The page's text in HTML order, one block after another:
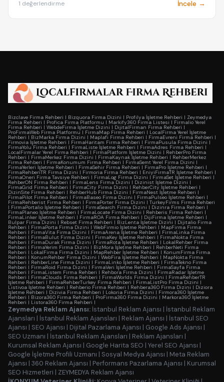
1 değerlendirme İncele →
Bizclave Firma Rehberi | Bizquora Firma Dizini | Profilya İşletme Rehberi | Zeymedya
Firma Rehberi | Profica Firma Platformu | Markify360 Firma Listesi | Firmalio Yerel
Firma Rehberi | WebdeFirma İşletme Dizini | DijitalFirman Firma Rehberi |
ProFirmaWeb Firma Platformu | FirmaMap Firma Rehberi | LocalFirma Yerel İşletme
Rehberi | BizMarka Firma Dizini | Maplafi Firma Rehberi | FirmaEvreni Firma Rehberi |
Firmovia İşletme Rehberi | FirmaHaritam Firma Rehberi | FirmaPusula Firma Dizini |
FirmaYolu Firma Rehberi | FirmaListe İşletme Rehberi | FirmaAdres Firma Rehberi |
LocalFirmalar Yerel Firma Rehberi | FirmaPlatform İşletme Dizini | RehberPro Firma
Rehberi | FirmaMerkez Firma Dizini | FirmaKaynak İşletme Rehberi | RehberMerkez
Firma Rehberi | FirmaKonumum Firma Rehberi | FirmaSemt Yerel Firma Dizini |
FirmaYerleri İşletme Rehberi | FirmaSehir Firma Rehberi | FirmaPro İşletme Rehberi |
FirmaRehberiTR Firma Dizini | Firmoria Firma Rehberi | EniyiFirmaTR İşletme Rehberi |
FirmaOneri Firma Tavsiye Rehberi | FirmaLog Firma Dizini |FirmaSet İşletme Rehberi |
RehberON Firma Rehberi | FirmaLens Firma Dizini | Dizinist İşletme Dizini |
FirmaGrid Firma Rehberi | FirmaCity Firma Dizini | RehberCity İşletme Rehberi |
DizinSite Firma Rehberi | RehberHub Firma Dizini | FirmaNest İşletme Rehberi |
FirmaPilot Firma Rehberi | FirmaBaseo Firma Dizini | FirmaPulseo İşletme Rehberi |
FirmaRehberist Firma Rehberi | FirmaPorter Firma Dizini | TurkeyFirms Firma Rehberi
| FirmaPortalio İşletme Rehberi | FirmaSearch Firma Dizini | Dizinra Firma Rehberi |
FirmaPlaneo İşletme Rehberi | FirmaLocate Firma Dizini | Rehberis Firma Rehberi |
FirmaLinker İşletme Rehberi | FirmaROA Firma Rehberi | DijiFirma İşletme Rehberi |
Bulpar Firma Dizini | Rebset Firma Rehberi | BizLenta İşletme Dizini | Dijitalio Firma
Rehberi | FirmaPorta Firma Dizini | WebFirmio İşletme Rehberi | MapFirma Firma
Rehberi | FirmaVita Firma Dizini | FirmaArena İşletme Rehberi | FirmaLinka Firma
Rehberi | FirmaBulut Firma Dizini | FirmaKey İşletme Rehberi | FirmaNokta Firma
Rehberi | FirmaDurak Firma Dizini | FirmaRota İşletme Rehberi | LokalRehber Firma
Rehberi | FirmaYerim Firma Dizini | BizMora İşletme Rehberi | RehberNeti Firma
Rehberi | LokalFirma Firma Dizini | MapRehber İşletme Rehberi | KonumFirma Firma
Rehberi | KonumRehber Firma Dizini | WebFira İşletme Rehberi | MapNokta Firma
Rehberi | RehberLine Firma Dizini | FirmaLinko İşletme Rehberi | FirmaTekno Firma
Rehberi | FirmaRoid Firma Dizini | FirmaVeri İşletme Rehberi | FirmaSayfa Firma
Rehberi | FirmaListem Firma Rehberi | Rehbora Firma Dizini | FirmaRadar İşletme
Rehberi | FirmaClouds Firma Rehberi | FirmaWorlds Firma Dizini | FirmaRehberTR
İşletme Rehberi | FirmaRehberTurkey Firma Rehberi | FirmaListPro Firma Dizini |
Listivoa İşletme Rehberi | Rehberio Firma Rehberi | Rehbera360 Firma Dizini | Diziora
İşletme Rehberi | Dizivia Firma Rehberi | Lokoria Firma Dizini | Firmora360 İşletme
Rehberi | Bizora360 Firma Rehberi | ProFirma360 Firma Dizini | Markora360 İşletme
Rehberi | Listora360 Firma Rehberi |
Zeymedya Reklam Ajansı: İstanbul Reklam Ajansı | İstanbul Reklam
Ajansları | İstanbul Reklam Ajansları | Reklam Ajansı | İstanbul SEO
Ajansı | SEO Ajansı | Dijital Pazarlama Ajansı | Google Ads Ajansı |
SEO Uzmanı | İstanbul Reklam Ajansları | Reklam Ajansları |
Kurumsal Reklam Ajansı | Google Harita SEO | Yerel SEO Ajansı |
Google İşletme Profili Uzmanı | Sosyal Medya Ajansı | Meta Reklam
Ajansı | 360 Reklam Ajansı | Performans Pazarlama Ajansı | Kurumsal
SEO Hizmetleri | ZEYMEDYA Reklam Ajansı